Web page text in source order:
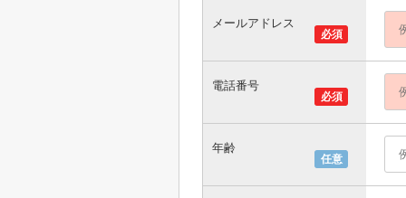
必須
メールアドレス
必須
電話番号
任意
年齢